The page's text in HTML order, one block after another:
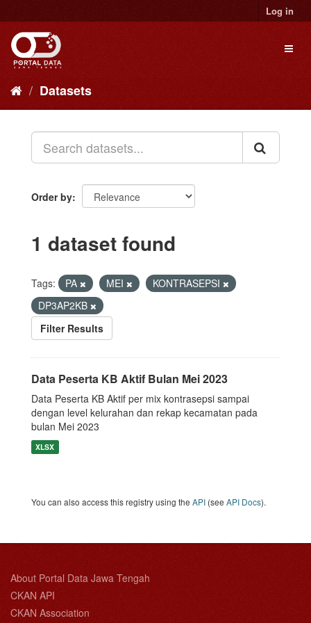
to
content
Log in
Datasets
Order by
1 dataset found
Tags: PA MEI
KONTRASEPSI
DP3AP2KB
Filter Results
Data Peserta KB Aktif Bulan Mei 2023
Data Peserta KB Aktif per mix kontrasepsi sampai
dengan level kelurahan dan rekap kecamatan pada
bulan Mei 2023
XLSX
You can also access this registry using the API (see API Docs).
About Portal Data Jawa Tengah
CKAN API
CKAN Association